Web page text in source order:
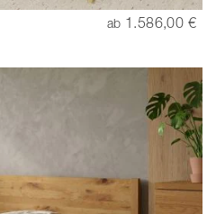
ab 1.586,00 €